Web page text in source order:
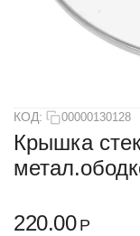
КОД: 00000130128
Крышка
220.00 Р